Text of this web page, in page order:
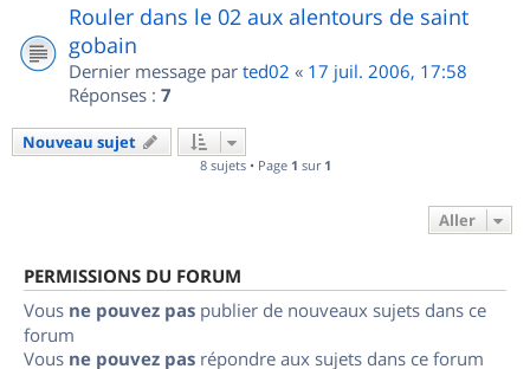
Rouler dans le 02 aux alentours de saint
gobain
Dernier message par ted02 « 17 juil. 2006, 17:58
Réponses : 7
Nouveau sujet
8 sujets • Page 1 sur 1
Aller
PERMISSIONS DU FORUM
Vous ne pouvez pas publier de nouveaux sujets dans ce
forum
Vous ne pouvez pas répondre aux sujets dans ce forum